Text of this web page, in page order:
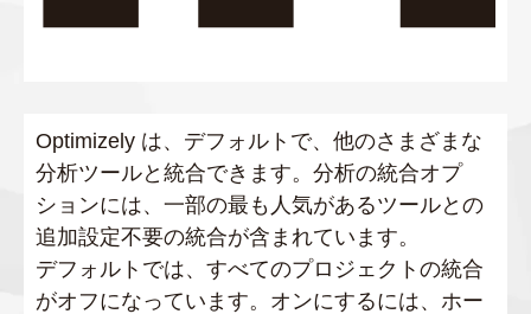
Optimizely は、デフォルトで、他のさまざまな
分析ツールと統合できます。分析の統合オプ
ションには、一部の最も人気があるツールとの
追加設定不要の統合が含まれています。
デフォルトでは、すべてのプロジェクトの統合
がオフになっています。オンにするには、ホー